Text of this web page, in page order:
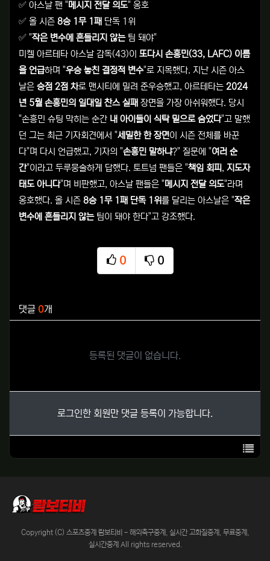
✅ 아스날 팬 "메시지 전달 의도" 옹호
✅ 올 시즌 8승 1무 1패 단독 1위
✅ "작은 변수에 흔들리지 않는팀 돼야"
미켈 아르테타 아스날 감독(43)이 또다시 손흥민(33, LAFC) 이름
을 언급하며 "우승 놓친 결정적 변수"로 지목했다. 지난 시즌 아스
날은 승점 2점 차로 맨시티에 밀려 준우승했고, 아르테타는 2024
년 5월 손흥민의 일대일 찬스 실패 장면을 가장 아쉬워했다. 당시
"손흥민 슈팅 막히는 순간 내 아이들이 식탁 밑으로 숨었다"고 말했
던 그는 최근 기자회견에서 "세밀한 한 장면이 시즌 전체를 바꾼
다"며 다시 언급했고, 기자의 "손흥민 말하냐?" 질문에 "여러 순
간"이라고 두루뭉술하게 답했다. 토트넘 팬들은 "책임 회피, 지도자
태도 아니다"며 비판했고, 아스날 팬들은 "메시지 전달 의도"라며
옹호했다. 올 시즌 8승 1무 1패 단독 1위를 달리는 아스날은 "작은
변수에 흔들리지 않는팀이 돼야 한다"고 강조했다.
0
추천
0
비추천
댓글 0개
등록된 댓글이 없습니다.
로그인한 회원만 댓글 등록이 가능합니다.
목록
Copyright (C) 스포츠중계 람보티비 - 해외축구중계, 실시간 고화질중계, 무료중계,
실시간중계 All rights reserved.